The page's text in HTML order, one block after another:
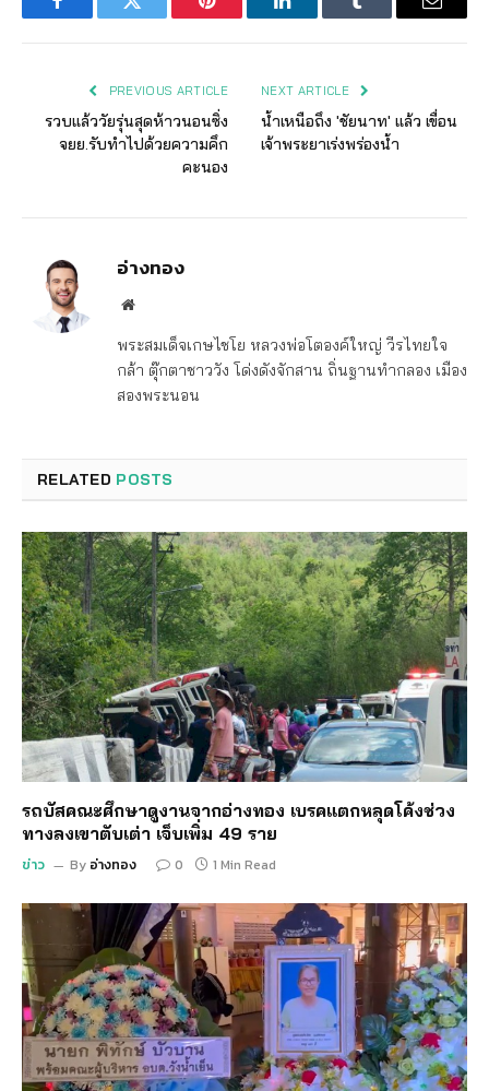
FacebookTwitter Pinterest LinkedInTumblr Email
PREVIOUS ARTICLE
รวบแล้ววัยรุ่นสุดห้าวนอนซิ่ง
จยย.รับทำไปด้วยความคึก
คะนอง
NEXT ARTICLE
น้ำเหนือถึง 'ชัยนาท' แล้ว เขื่อน
เจ้าพระยาเร่งพร่องน้ำ
อ่างทอง
Website
พระสมเด็จเกษไชโย หลวงพ่อโตองค์ใหญ่ วีรไทยใจ
กล้า ตุ๊กตาชาววัง โด่งดังจักสาน ถิ่นฐานทำกลอง เมือง
สองพระนอน
RELATED POSTS
รถบัสคณะศึกษาดูงานจากอ่างทอง เบรคแตกหลุดโค้งช่วง
ทางลงเขาตับเต่า เจ็บเพิ่ม 49 ราย
ข่าว By อ่างทอง 0 1 Min Read